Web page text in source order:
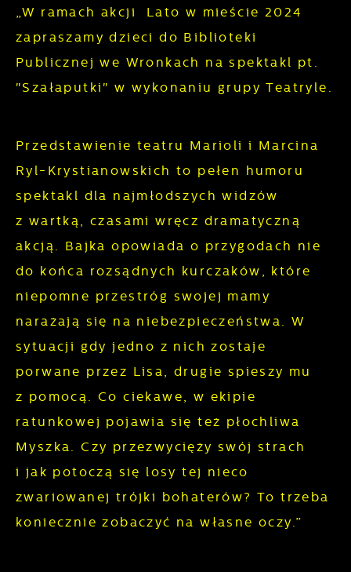
„W ramach akcji Lato w mieście 2024
zapraszamy dzieci do Biblioteki
Publicznej we Wronkach na spektakl pt.
"Szałaputki" w wykonaniu grupy Teatryle.
Przedstawienie teatru Marioli i Marcina
Ryl-Krystianowskich to pełen humoru
spektakl dla najmłodszych widzów
z wartką, czasami wręcz dramatyczną
akcją. Bajka opowiada o przygodach nie
do końca rozsądnych kurczaków, które
niepomne przestróg swojej mamy
narażają się na niebezpieczeństwa. W
sytuacji gdy jedno z nich zostaje
porwane przez Lisa, drugie spieszy mu
z pomocą. Co ciekawe, w ekipie
ratunkowej pojawia się też płochliwa
Myszka. Czy przezwycięży swój strach
i jak potoczą się losy tej nieco
zwariowanej trójki bohaterów? To trzeba
koniecznie zobaczyć na własne oczy.”
i personalizacyjne pliki cookies gwarantuje
dostępność większej ilości funkcji na stronie.
potrzeb.
Cookies analityczne pozwalają na uzyskanie
pozwalają nam na ocenę naszych serwisów
internetowych pod względem ich popularności
wśród użytkowników. Zgromadzone
informacje są przetwarzane w formie
dostępność wszystkich funkcjonalności.
Więcej
Reklamowe
prezentujemy Ci najciekawsze informacje i
aktualności na stronach naszych partnerów.
Promocyjne pliki cookies służą do
prezentowania Ci naszych komunikatów na
witryny internetowej. Treści promocyjne mogą
pojawić się na stronach podmiotów trzecich
lub firm będących naszymi partnerami oraz
innych dostawców usług. Firmy te działają w
charakterze pośredników prezentujących
Więcej